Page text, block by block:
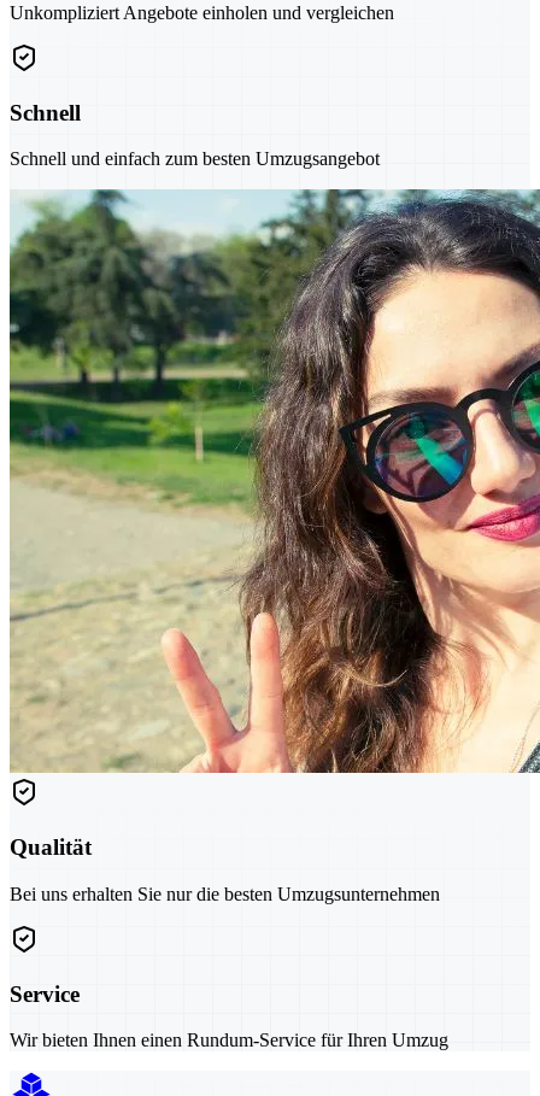
Unkompliziert Angebote einholen und vergleichen
Schnell
Schnell und einfach zum besten Umzugsangebot
Qualität
Bei uns erhalten Sie nur die besten Umzugsunternehmen
Service
Wir bieten Ihnen einen Rundum-Service für Ihren Umzug